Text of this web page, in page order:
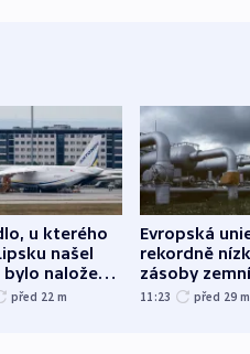
u kterého
našel
bylo naložené
píší média
před 22 m
Evropská
rekordně
zásoby
plynu
11:23 před 29 m